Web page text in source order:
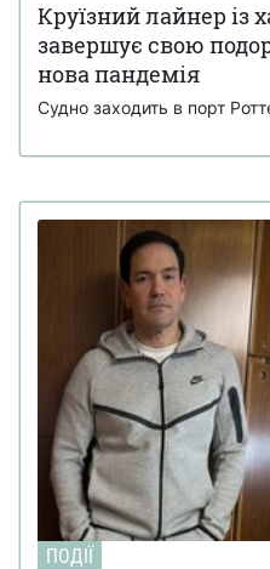
Круїзний лайнер із
завершує свою
нова пандемія
Судно заходить в порт
ПОДІЇ